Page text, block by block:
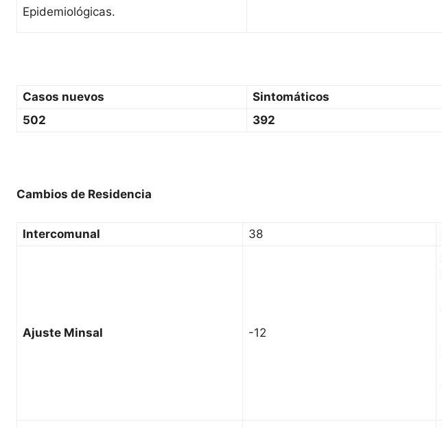
Epidemiológicas.
Casos nuevos Sintomáticos
502
392
Cambios de Residencia
Intercomunal 38
Ajuste Minsal -12